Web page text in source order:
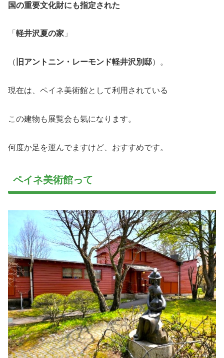
国の重要文化財にも指定された
「 軽井沢夏の家 」
（ 旧アントニン・レーモンド軽井沢別邸）。
現在は、ペイネ美術館として利用されている
この建物も展覧会も氣になります。
何度か足を運んでますけど、おすすめです。
ペイネ美術館って